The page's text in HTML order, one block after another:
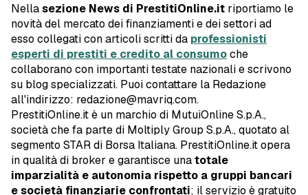
Nellasezione News di PrestitiOnline.it riportiamo le
novità del mercato dei finanziamenti e dei settori ad
esso collegati con articoli scritti da professionisti
esperti di prestiti e credito al consumoche
collaborano con importanti testate nazionali e scrivono
su blog specializzati. Puoi contattare la Redazione
all'indirizzo: redazione@mavriq.com.
PrestitiOnline.it è un marchio di MutuiOnline S.p.A.,
società che fa parte di Moltiply Group S.p.A., quotato al
segmento STAR di Borsa Italiana. PrestitiOnline.it opera
in qualità di broker e garantisce unatotale
imparzialità e autonomia rispetto a gruppi bancari
e società finanziarie confrontati; il servizio è gratuito